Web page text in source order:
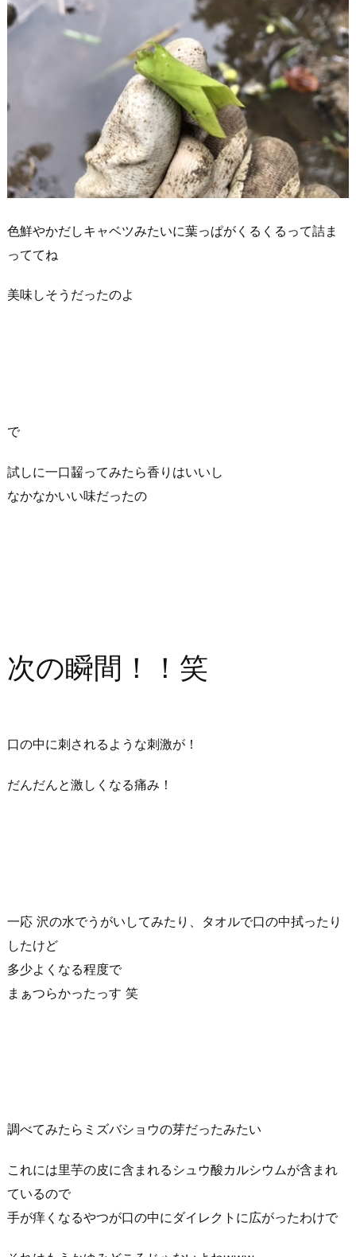
色鮮やかだしキャベツみたいに葉っぱがくるくるって詰ま
っててね
美味しそうだったのよ
で
試しに一口齧ってみたら香りはいいし
なかなかいい味だったの
次の瞬間！！笑
口の中に刺されるような刺激が！
だんだんと激しくなる痛み！
一応 沢の水でうがいしてみたり、タオルで口の中拭ったり
したけど
多少よくなる程度で
まぁつらかったっす 笑
調べてみたらミズバショウの芽だったみたい
これには里芋の皮に含まれるシュウ酸カルシウムが含まれ
ているので
手が痒くなるやつが口の中にダイレクトに広がったわけで